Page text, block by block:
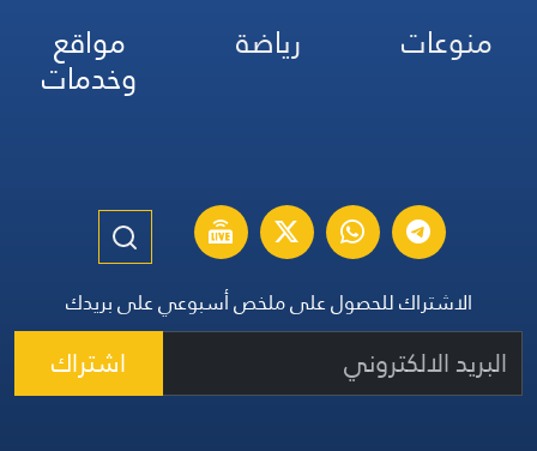
منوعات
رياضة مواقع
وخدمات
الاشتراك للحصول على ملخص أسبوعي على بريدك
اشتراك